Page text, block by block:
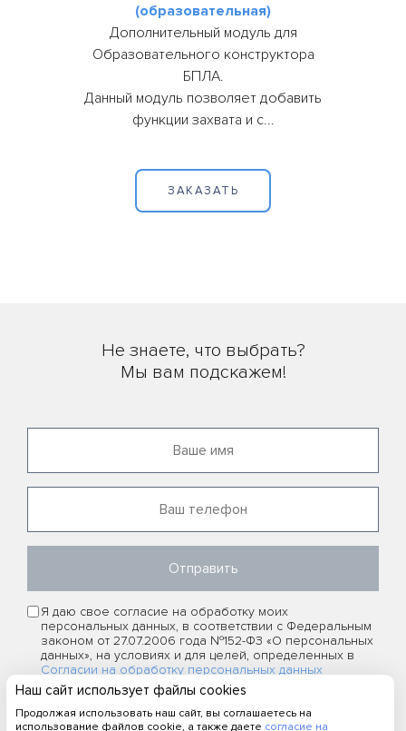
(образовательная)
Дополнительный модуль для
Образовательного конструктора
БПЛА.
Данный модуль позволяет добавить
функции захвата и с...
ЗАКАЗАТЬ
Не знаете, что выбрать?
Мы вам подскажем!
Отправить
Я даю свое согласие на обработку моих
персональных данных, в соответствии с Федеральным
законом от 27.07.2006 года №152-ФЗ «О персональных
данных», на условиях и для целей, определенных в
Согласии на обработку персональных данных
Я ознакомлен(а) и принимаю условия
конфиденциальности
Наш сайт использует файлы cookies
Продолжая использовать наш сайт, вы соглашаетесь на
использование файлов cookie, а также даете согласие на